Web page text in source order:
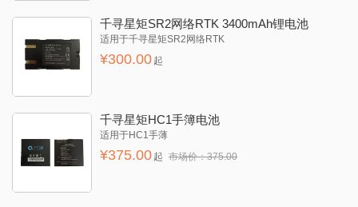
千寻星矩SR2网络RTK 3400mAh锂电池
适用于千寻星矩SR2网络RTK
¥300.00 起
千寻星矩HC1手簿电池
适用于HC1手薄
¥375.00 起 市场价：375.00